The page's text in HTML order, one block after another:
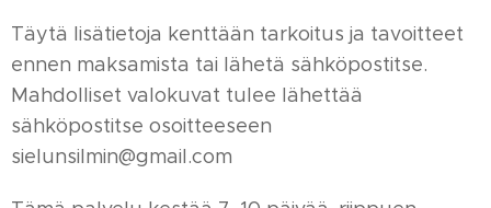
Täytä lisätietoja kenttään tarkoitus ja tavoitteet
ennen maksamista tai lähetä sähköpostitse.
Mahdolliset valokuvat tulee lähettää
sähköpostitse osoitteeseen
sielunsilmin@gmail.com